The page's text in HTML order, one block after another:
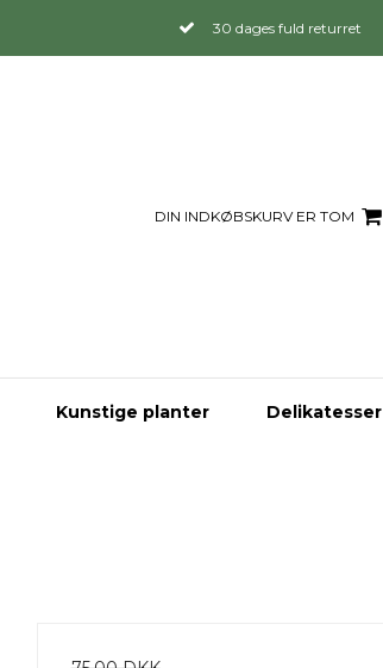
30 dages fuld returret
DIN INDKØBSKURV ER TOM
Kunstige planter
Delikatesser